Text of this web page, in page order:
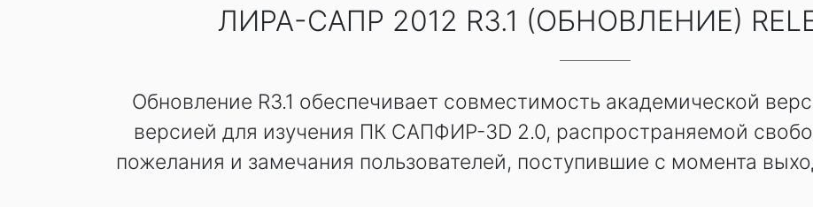
ЛИРА-САПР 2012 R3.1 (ОБНОВЛЕНИЕ)
Обновление R3.1 обеспечивает совместимость академической
версией для изучения ПК САПФИР-3D 2.0, распространяемой
пожелания и замечания пользователей, поступившие с момента